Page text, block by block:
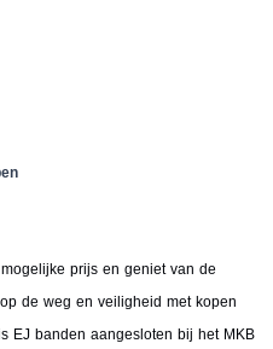
prijs en geniet van de
de weg en veiligheid met kopen
EJ banden aangesloten bij het MKB